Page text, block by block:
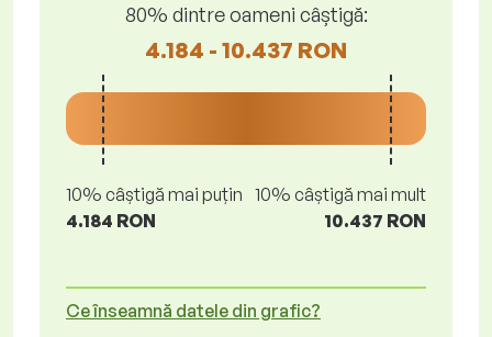
80% dintre oameni câștigă:
4.184 - 10.437 RON
10% câștigă mai puțin
4.184 RON
10% câștigă mai mult
10.437 RON
Ce înseamnă datele din grafic?